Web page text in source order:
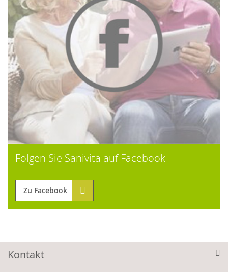
Folgen Sie Sanivita auf Facebook
Zu Facebook
Kontakt